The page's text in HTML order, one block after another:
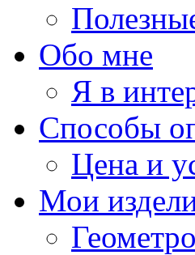
Обо мне
Я в
Способы
Цена и
Мои